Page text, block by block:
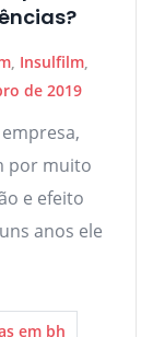
, Insulfilm,
de 2019
por muito
e efeito
anos ele
em bh